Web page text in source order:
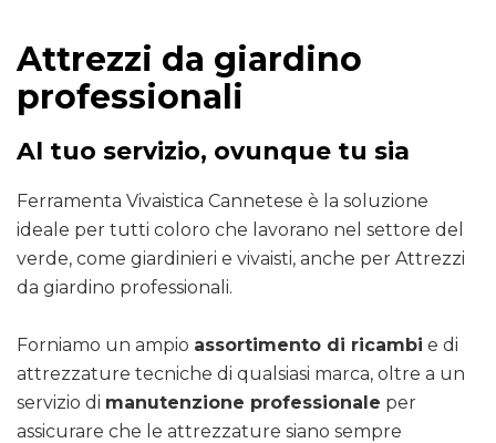
Attrezzi da giardino
professionali
Al tuo servizio, ovunque tu sia
Ferramenta Vivaistica Cannetese è la soluzione
ideale per tutti coloro che lavorano nel settore del
verde, come giardinieri e vivaisti, anche per Attrezzi
da giardino professionali.
Forniamo un ampio assortimento di ricambi e di
attrezzature tecniche di qualsiasi marca, oltre a un
servizio di manutenzione professionale per
assicurare che le attrezzature siano sempre